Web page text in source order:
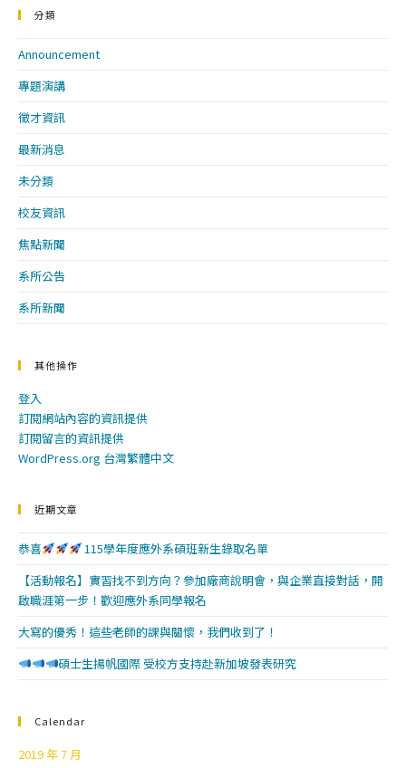
分類
Announcement
專題演講
徵才資訊
最新消息
未分類
校友資訊
焦點新聞
系所公告
系所新聞
其他操作
登入
訂閱網站內容的資訊提供
訂閱留言的資訊提供
WordPress.org 台灣繁體中文
近期文章
恭喜
115學年度應外系碩班新生錄取名單
【活動報名】實習找不到方向？參加廠商說明會，與企業直接對話，開
啟職涯第一步！歡迎應外系同學報名
大寫的優秀！這些老師的課與關懷，我們收到了！
碩士生揚帆國際 受校方支持赴新加坡發表研究
Calendar
2019 年 7 月